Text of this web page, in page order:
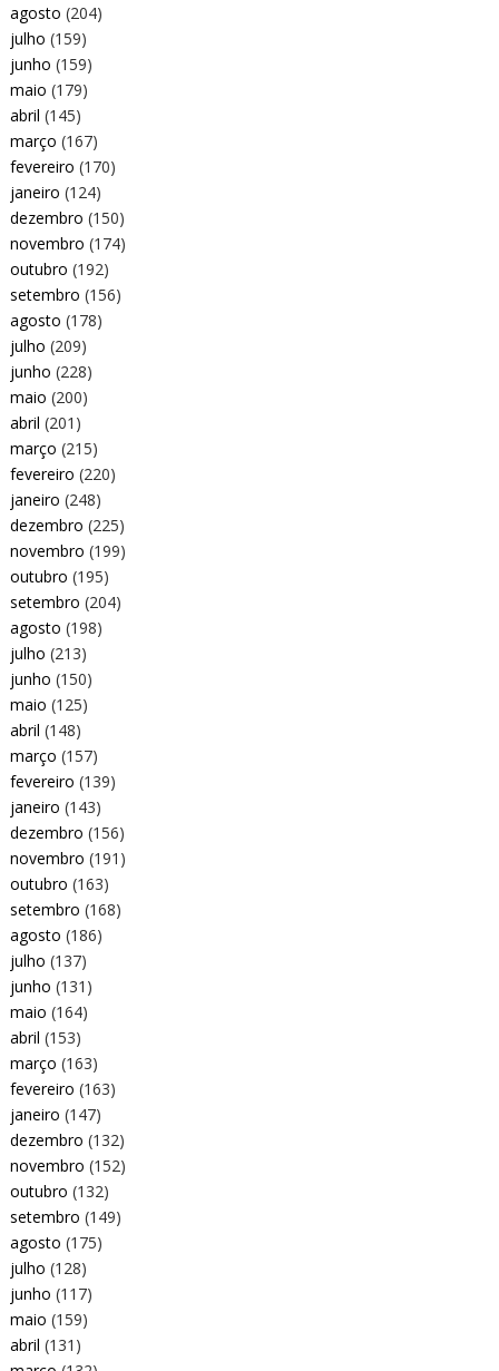
agosto (204)
julho (159)
junho (159)
maio (179)
abril (145)
março (167)
fevereiro (170)
janeiro (124)
dezembro (150)
novembro (174)
outubro (192)
setembro (156)
agosto (178)
julho (209)
junho (228)
maio (200)
abril (201)
março (215)
fevereiro (220)
janeiro (248)
dezembro (225)
novembro (199)
outubro (195)
setembro (204)
agosto (198)
julho (213)
junho (150)
maio (125)
abril (148)
março (157)
fevereiro (139)
janeiro (143)
dezembro (156)
novembro (191)
outubro (163)
setembro (168)
agosto (186)
julho (137)
junho (131)
maio (164)
abril (153)
março (163)
fevereiro (163)
janeiro (147)
dezembro (132)
novembro (152)
outubro (132)
setembro (149)
agosto (175)
julho (128)
junho (117)
maio (159)
abril (131)